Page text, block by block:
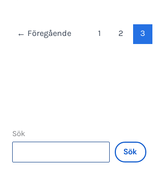
3394
← Föregående 1 2 3
Sök
Sök